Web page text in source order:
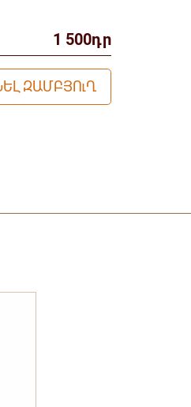
1 500դր
ԶԱՄԲՅՈւՂ